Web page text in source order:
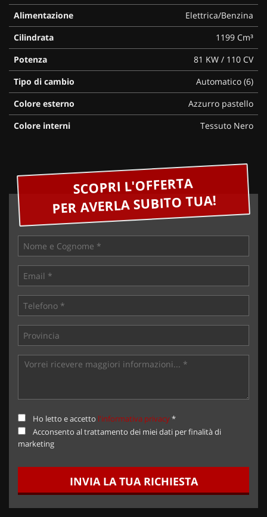
Alimentazione
Elettrica/Benzina
Cilindrata
1199 Cm³
Potenza
81 KW / 110 CV
Tipo di cambio
Automatico (6)
Colore esterno
Azzurro pastello
Colore interni
Tessuto Nero
SCOPRI L'OFFERTA
PER AVERLA SUBITO TUA!
Ho letto e accetto l'informativa privacy*
Acconsento al trattamento dei miei dati per finalità di
marketing
INVIA LA TUA RICHIESTA